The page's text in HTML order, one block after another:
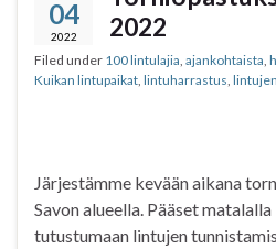
04
2022
2022
Filed under 100 lintulajia ajankohtaista
Kuikan lintupaikat lintuharrastus
Järjestämme kevään aikana
Savon alueella. Pääset
tutustumaan lintujen